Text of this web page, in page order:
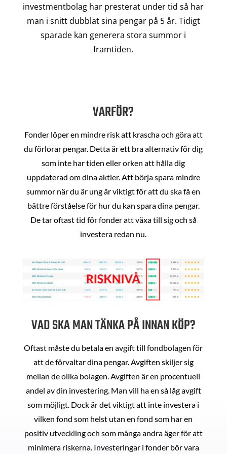
investmentbolag har presterat under tid så har
man i snitt dubblat sina pengar på 5 år. Tidigt
sparade kan generera stora summor i
framtiden.
VARFÖR?
Fonder löper en mindre risk att krascha och göra att
du förlorar pengar. Detta är ett bra alternativ för dig
som inte har tiden eller orken att hålla dig
uppdaterad om dina aktier. Att börja spara mindre
summor när du är ung är viktigt för att du ska få en
bättre förståelse för hur du kan spara dina pengar.
De tar oftast tid för fonder att växa till sig och så
investera redan nu.
VAD SKA MAN TÄNKA PÅ INNAN KÖP?
Oftast måste du betala en avgift till fondbolagen för
att de förvaltar dina pengar. Avgiften skiljer sig
mellan de olika bolagen. Avgiften är en procentuell
andel av din investering. Man vill ha en så låg avgift
som möjligt. Dock är det viktigt att inte investera i
vilken fond som helst utan en fond som har en
positiv utveckling och som många andra äger för att
minimera riskerna. Investeringar i fonder bör vara